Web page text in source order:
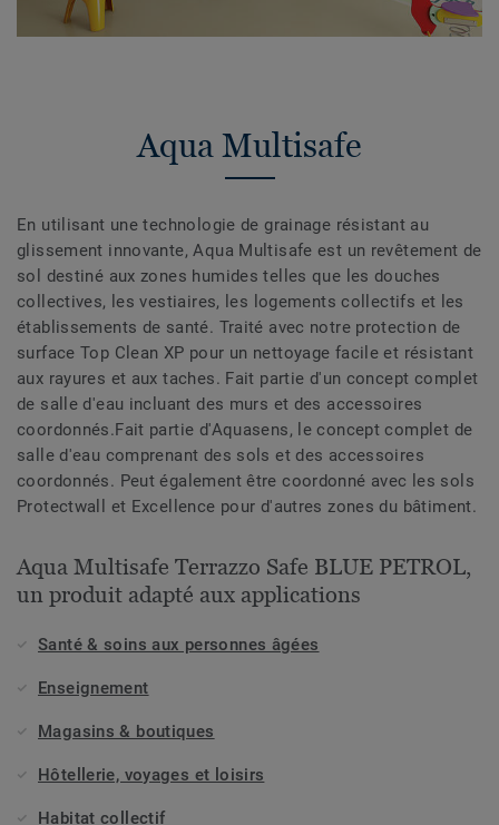
Aqua Multisafe
En utilisant une technologie de grainage résistant au
glissement innovante, Aqua Multisafe est un revêtement de
sol destiné aux zones humides telles que les douches
collectives, les vestiaires, les logements collectifs et les
établissements de santé. Traité avec notre protection de
surface Top Clean XP pour un nettoyage facile et résistant
aux rayures et aux taches. Fait partie d'un concept complet
de salle d'eau incluant des murs et des accessoires
coordonnés.Fait partie d'Aquasens, le concept complet de
salle d'eau comprenant des sols et des accessoires
coordonnés. Peut également être coordonné avec les sols
Protectwall et Excellence pour d'autres zones du bâtiment.
Aqua Multisafe Terrazzo Safe BLUE PETROL,
un produit adapté aux applications
Santé & soins aux personnes âgées
Enseignement
Magasins & boutiques
Hôtellerie, voyages et loisirs
Habitat collectif